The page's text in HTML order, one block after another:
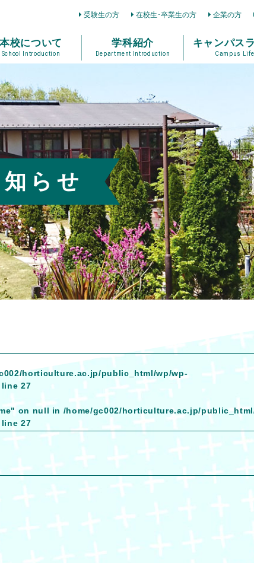
受験生の方 在校生･卒業生の方 企業の方
本校について
School Introduction
学科紹介
Department Introduction
キャンパス
Campus Life
らせ
horticulture.ac.jp/public_html/wp/wp-
line 27
on null in /home/gc002/horticulture.ac.jp/
line 27